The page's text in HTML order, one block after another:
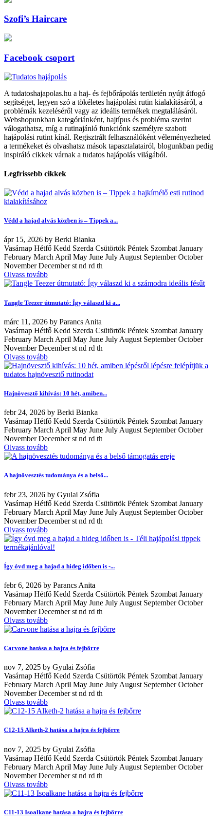
Szofi’s Haircare
Facebook csoport
A tudatoshajapolas.hu a haj- és fejbőrápolás területén nyújt átfogó
segítséget, legyen szó a tökéletes hajápolási rutin kialakításáról, a
problémák kezeléséről vagy az ideális termékek megtalálásáról.
Webshopunkban kategóriánként, hajtípus és probléma szerint
válogathatsz, míg a rutinajánló funkciónk személyre szabott
hajápolási rutint kínál. Regisztrált felhasználóként véleményezheted
a termékeket és olvashatsz mások tapasztalatairól, blogunkban pedig
inspiráló cikkek várnak a tudatos hajápolás világából.
Legfrissebb cikkek
Védd a hajad alvás közben is – Tippek a...
ápr 15, 2026 by Berki Bianka
Vasárnap Hétfő Kedd Szerda Csütörtök Péntek Szombat January
February March April May June July August September October
November December st nd rd th
Olvass tovább
Tangle Teezer útmutató: Így válaszd ki a...
márc 11, 2026 by Parancs Anita
Vasárnap Hétfő Kedd Szerda Csütörtök Péntek Szombat January
February March April May June July August September October
November December st nd rd th
Olvass tovább
Hajnövesztő kihívás: 10 hét, amiben...
febr 24, 2026 by Berki Bianka
Vasárnap Hétfő Kedd Szerda Csütörtök Péntek Szombat January
February March April May June July August September October
November December st nd rd th
Olvass tovább
A hajnövesztés tudománya és a belső...
febr 23, 2026 by Gyulai Zsófia
Vasárnap Hétfő Kedd Szerda Csütörtök Péntek Szombat January
February March April May June July August September October
November December st nd rd th
Olvass tovább
Így óvd meg a hajad a hideg időben is -...
febr6, 2026 by Parancs Anita
Vasárnap Hétfő Kedd Szerda Csütörtök Péntek Szombat January
February March April May June July August September October
November December st nd rd th
Olvass tovább
Carvone hatása a hajra és fejbőrre
nov 7, 2025 by Gyulai Zsófia
Vasárnap Hétfő Kedd Szerda Csütörtök Péntek Szombat January
February March April May June July August September October
November December st nd rd th
Olvass tovább
C12-15 Alketh-2 hatása a hajra és fejbőrre
nov 7, 2025 by Gyulai Zsófia
Vasárnap Hétfő Kedd Szerda Csütörtök Péntek Szombat January
February March April May June July August September October
November December st nd rd th
Olvass tovább
C11-13 Isoalkane hatása a hajra és fejbőrre